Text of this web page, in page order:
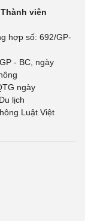
viên
hợp số: 692/GP-
- BC, ngày
ngày
lịch
Luật Việt